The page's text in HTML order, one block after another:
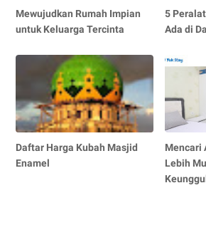
Mewujudkan Rumah Impian
untuk Keluarga Tercinta
5
Ada di
Daftar Harga Kubah Masjid
Enamel
Mencari
Lebih